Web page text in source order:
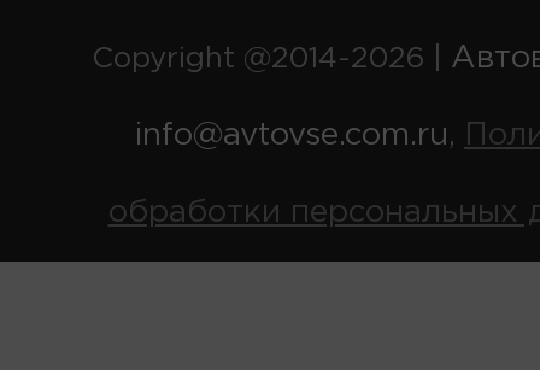
Copyright @2014-2026 |
info@avtovse.com.ru,
обработки персональных